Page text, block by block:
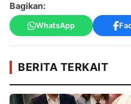
Bagikan:
WhatsApp
BERITA TERKAIT